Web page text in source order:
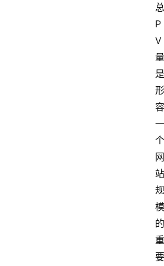
总
P
V
量
是
形
容
一
个
网
站
规
模
的
重
要